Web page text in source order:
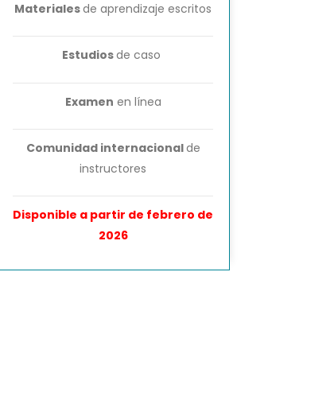
Materialesde aprendizaje escritos
Estudiosde caso
Examen en línea
Comunidad internacionalde
instructores
Disponible a partir de febrero de
2026